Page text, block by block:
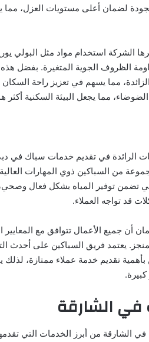
لضمان أعلى مستويات العزل،
الشركة استخدام مواد مثل البولي
الظروف الجوية المتغيرة. بفضل
مما يسهم في تعزيز راحة
مما يجعل البيئة السكنية أكثر
الرائدة في تقديم خدمات سباك في
من السباكين ذوي المهارات
تضمن توفير المياه بشكل فعال وصحي،
قد تواجه العملاء.
أن جميع الأعمال تتوافق مع المعايير
يعتمد فريق السباكين على أحدث
تقديم خدمة عملاء ممتازة، لذلك
في الشارقة
في الشارقة من أبرز الخدمات التي